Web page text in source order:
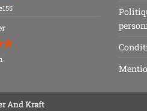
And Kraft